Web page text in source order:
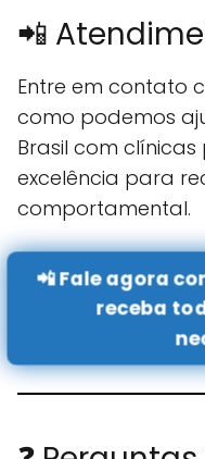
📲
Entre em contato
como podemos
Brasil com
excelência para
comportamental.
📲 Fale agora
receba